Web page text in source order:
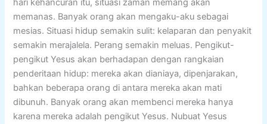
hari kehancuran itu, situasi zaman memang akan
memanas. Banyak orang akan mengaku-aku sebagai
mesias. Situasi hidup semakin sulit: kelaparan dan penyakit
semakin merajalela. Perang semakin meluas. Pengikut-
pengikut Yesus akan berhadapan dengan rangkaian
penderitaan hidup: mereka akan dianiaya, dipenjarakan,
bahkan beberapa orang di antara mereka akan mati
dibunuh. Banyak orang akan membenci mereka hanya
karena mereka adalah pengikut Yesus. Nubuat Yesus